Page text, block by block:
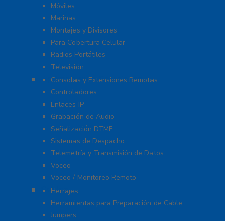
Móviles
Marinas
Montajes y Divisores
Para Cobertura Celular
Radios Portátiles
Televisión
Aplicaciones y Soluciones
Consolas y Extensiones Remotas
Controladores
Enlaces IP
Grabación de Audio
Señalización DTMF
Sistemas de Despacho
Telemetría y Transmisión de Datos
Voceo
Voceo / Monitoreo Remoto
Cables
Herrajes
Herramientas para Preparación de Cable
Jumpers